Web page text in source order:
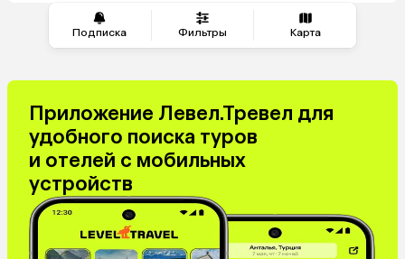
Подписка Фильтры Карта
Приложение Левел.Тревел для
удобного поиска туров
и отелей с мобильных
устройств